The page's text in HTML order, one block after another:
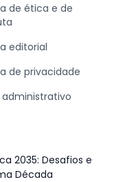
de ética e de
editorial
de privacidade
administrativo
2035: Desafios e
Década